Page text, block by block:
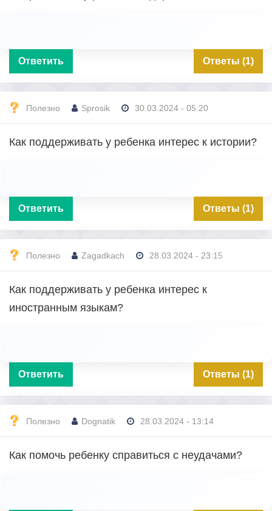
Ответить Ответы (1)
Полезно Sprosik 30.03.2024 - 05:20
Как поддерживать у ребенка интерес к истории?
Ответить Ответы (1)
Полезно Zagadkach 28.03.2024 - 23:15
Как поддерживать у ребенка интерес к
иностранным языкам?
Ответить Ответы (1)
Полезно Dognatik 28.03.2024 - 13:14
Как помочь ребенку справиться с неудачами?